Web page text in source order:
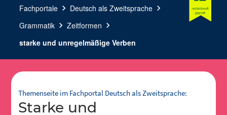
Fachportale chevron_right Deutsch als Zweitsprache chevron_right
Grammatik chevron_right Zeitformen chevron_right
starke und unregelmäßige Verben
Themenseite im Fachportal Deutsch als Zweitsprache:
Starke und